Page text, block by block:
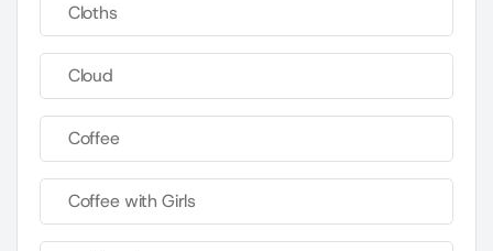
Cloths
Cloud
Coffee
Coffee with Girls